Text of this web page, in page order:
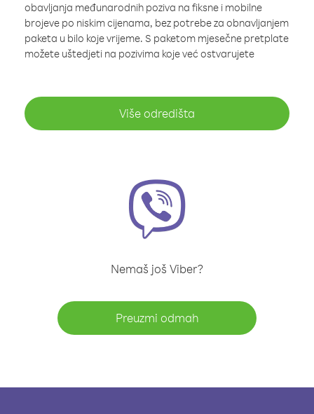
obavljanja međunarodnih poziva na fiksne i mobilne
brojeve po niskim cijenama, bez potrebe za obnavljanjem
paketa u bilo koje vrijeme. S paketom mjesečne pretplate
možete uštedjeti na pozivima koje već ostvarujete
Više odredišta
Nemaš još Viber?
Preuzmi odmah